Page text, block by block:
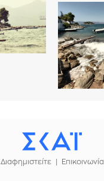
Διαφημιστείτε Επικοινωνία